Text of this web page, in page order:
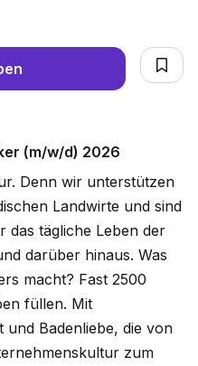
(m/w/d) 2026
Denn wir unterstützen
Landwirte und sind
das tägliche Leben der
darüber hinaus. Was
macht? Fast 2500
füllen. Mit
und Badenliebe, die von
zum